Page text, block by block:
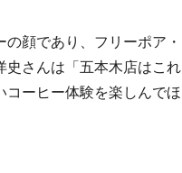
顔であり、フリーポア・
史さんは「五本木店はこれ
コーヒー体験を楽しんでほ